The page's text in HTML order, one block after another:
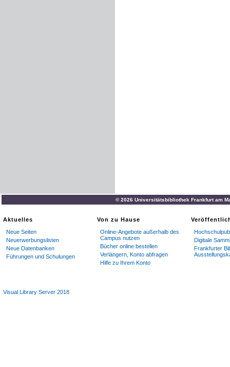
© 2026 Universitätsbibliothek Frankfurt am
Aktuelles
Neue Seiten
Neuerwerbungslisten
Neue Datenbanken
Führungen und Schulungen
Von zu Hause
Online-Angebote außerhalb des
Campus nutzen
Bücher online bestellen
Verlängern, Konto abfragen
Hilfe zu Ihrem Konto
Digitale
Frankfurter
Visual Library Server 2018